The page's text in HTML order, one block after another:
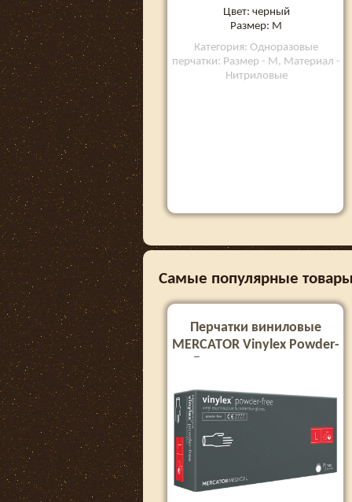
Цвет: черный
Размер: M
Категория: Одноразовые
перчатки: Размер - M, Материал -
Нитриловые
Самые популярные
Перчатки виниловые
MERCATOR Vinylex Powder-
Free неопудренные,